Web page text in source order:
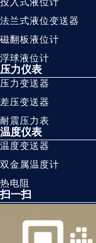
投入式液位计
法兰式液位变送器
磁翻板液位计
浮球液位计
压力仪表
压力变送器
差压变送器
耐震压力表
温度仪表
温度变送器
双金属温度计
热电阻
扫一扫